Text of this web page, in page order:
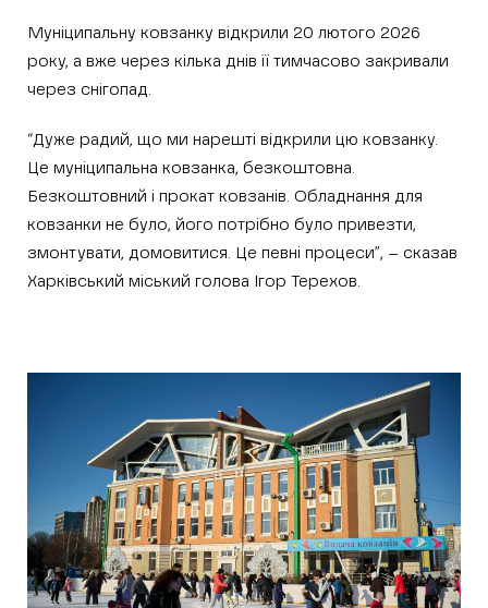
Муніципальну ковзанку відкрили 20 лютого 2026
року, а вже через кілька днів її тимчасово закривали
через снігопад.
“Дуже радий, що ми нарешті відкрили цю ковзанку.
Це муніципальна ковзанка, безкоштовна.
Безкоштовний і прокат ковзанів. Обладнання для
ковзанки не було, його потрібно було привезти,
змонтувати, домовитися. Це певні процеси”, – сказав
Харківський міський голова Ігор Терехов.